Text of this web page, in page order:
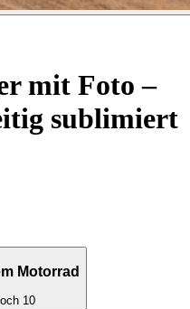
mit Foto –
sublimiert
Motorrad
10